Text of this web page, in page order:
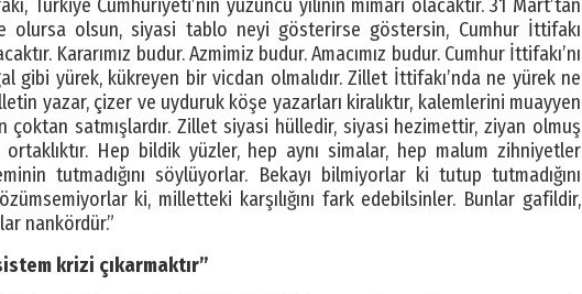
Türkiye Cumhuriyeti’nin yüzüncü yılının mimarı olacaktır. 31 Mart’tan
olursa olsun, siyasi tablo neyi gösterirse göstersin, Cumhur İttifakı
Kararımız budur. Azmimiz budur. Amacımız budur. Cumhur İttifakı’nı
gibi yürek, kükreyen bir vicdan olmalıdır. Zillet İttifakı’nda ne yürek ne
yazar, çizer ve uyduruk köşe yazarları kiralıktır, kalemlerini muayyen
çoktan satmışlardır. Zillet siyasi hülledir, siyasi hezimettir, ziyan olmuş
Hep bildik yüzler, hep aynı simalar, hep malum zihniyetler
tutmadığını söylüyorlar. Bekayı bilmiyorlar ki tutup tutmadığını
ki, milletteki karşılığını fark edebilsinler. Bunlar gafildir,
nankördür.”
krizi çıkarmaktır”